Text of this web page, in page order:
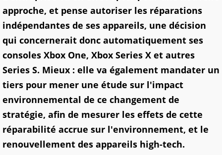
approche, et pense autoriser les réparations
indépendantes de ses appareils, une décision
qui concernerait donc automatiquement ses
consoles Xbox One, Xbox Series X et autres
Series S. Mieux : elle va également mandater un
tiers pour mener une étude sur l'impact
environnemental de ce changement de
stratégie, afin de mesurer les effets de cette
réparabilité accrue sur l'environnement, et le
renouvellement des appareils high-tech.